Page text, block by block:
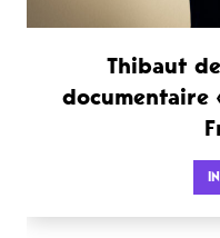
Thibaut
documentaire